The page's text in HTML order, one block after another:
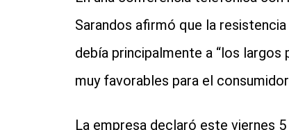
Sarandos afirmó que la
debía principalmente a “los
muy favorables para el
La empresa declaró este viernes